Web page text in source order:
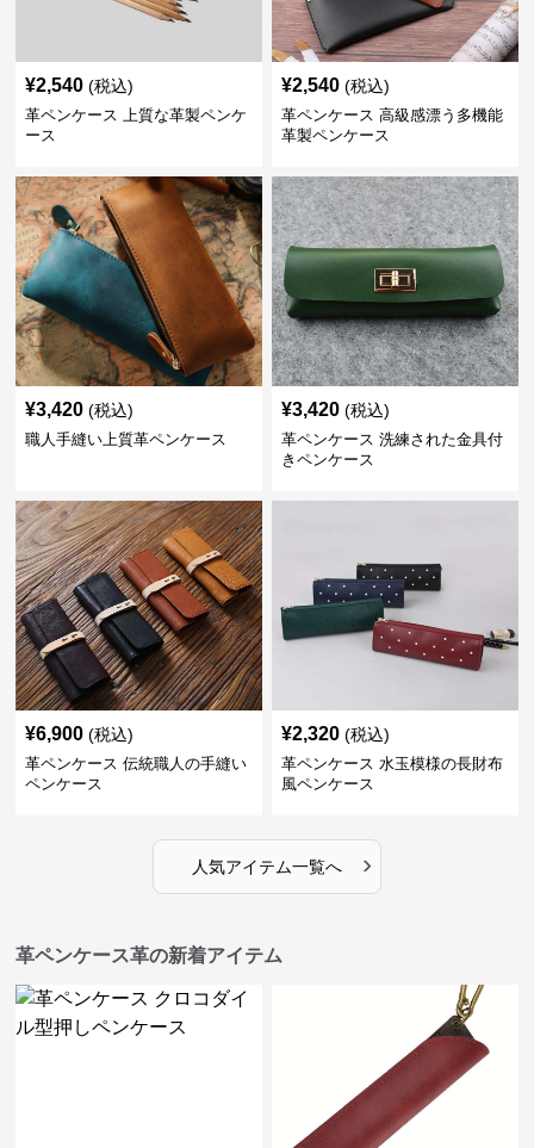
¥2,540 (税込)
革ペンケース 上質な革製ペンケ
ース
¥2,540 (税込)
革ペンケース 高級感漂う多機能
革製ペンケース
¥3,420 (税込)
職人手縫い上質革ペンケース
¥3,420 (税込)
革ペンケース 洗練された金具付
きペンケース
¥6,900 (税込)
革ペンケース 伝統職人の手縫い
ペンケース
¥2,320 (税込)
革ペンケース 水玉模様の長財布
風ペンケース
人気アイテム一覧へ ›
革ペンケース革の新着アイテム